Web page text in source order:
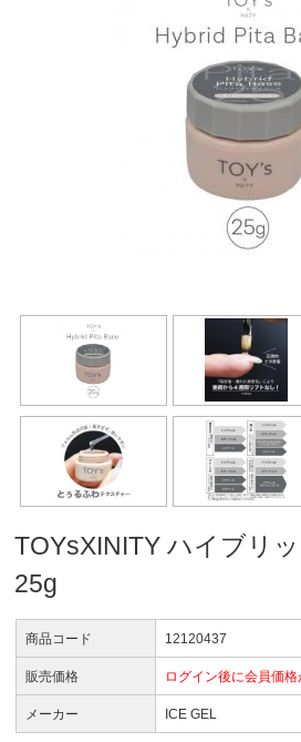
TOYsXINITY ハイブリ
25g
商品コード 12120437
販売価格 ログイン後に会員価格
メーカー ICE GEL